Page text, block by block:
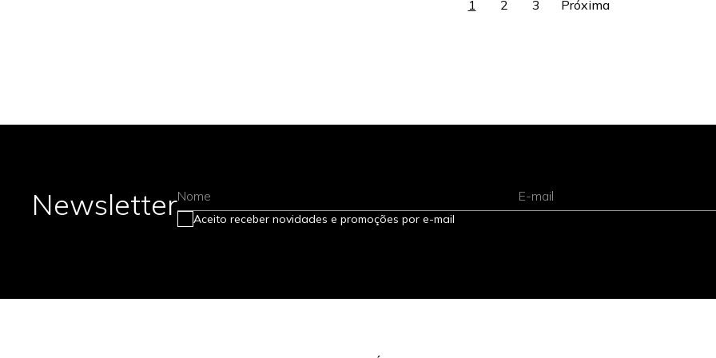
1 2 3
NewsletterNome E-mail
Aceito receber novidades e promoções por e-mail